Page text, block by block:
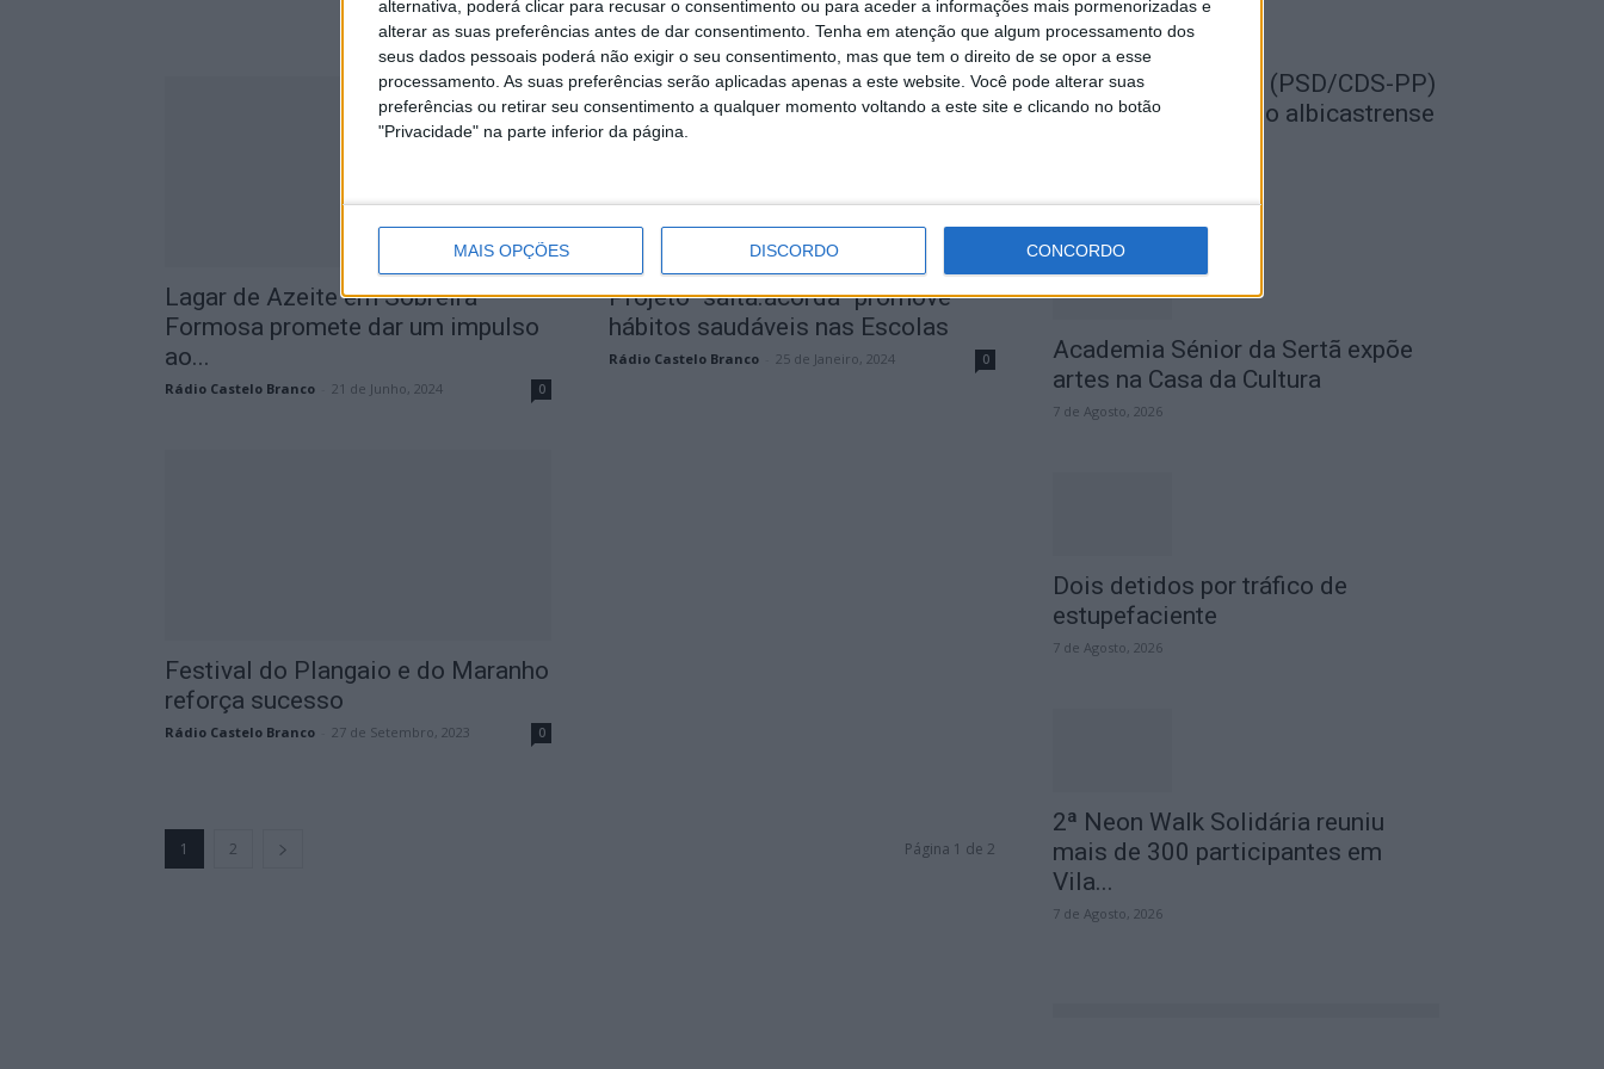
alternativa, poderá clicar para recusar o consentimento ou para aceder a informações mais pormenorizadas e
alterar as suas preferências antes de dar consentimento. Tenha em atenção que algum processamento dos
seus dados pessoais poderá não exigir o seu consentimento, mas que tem o direito de se opor a esse
processamento. As suas preferências serão aplicadas apenas a este website. Você pode alterar suas
preferências ou retirar seu consentimento a qualquer momento voltando a este site e clicando no botão
"Privacidade" na parte inferior da página.
MAIS OPÇÕES DISCORDO CONCORDO
Rádio Castelo Branco - 6 de Setembro, 2024 0
Lagar de Azeite em Sobreira
Formosa promete dar um impulso
ao...
Rádio Castelo Branco 21 de Junho, 2024 0
Projeto “salta.acorda” promove
hábitos saudáveis nas Escolas
Rádio Castelo Branco 25 de Janeiro, 2024 0
Festival do Plangaio e do Maranho
reforça sucesso
Rádio Castelo Branco 27 de Setembro, 2023 0
1 2 Página 1 de 2
SEMPRE por todos (PSD/CDS-PP)
questiona Município albicastrense
Academia Sénior da Sertã expõe
artes na Casa da Cultura
7 de Agosto, 2026
Dois detidos por tráfico de
estupefaciente
7 de Agosto, 2026
2ª Neon Walk Solidária reuniu
mais de 300 participantes em
Vila...
7 de Agosto, 2026